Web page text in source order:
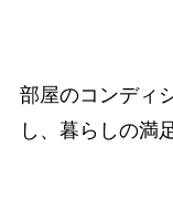
部屋のコンディ
し、暮らしの満